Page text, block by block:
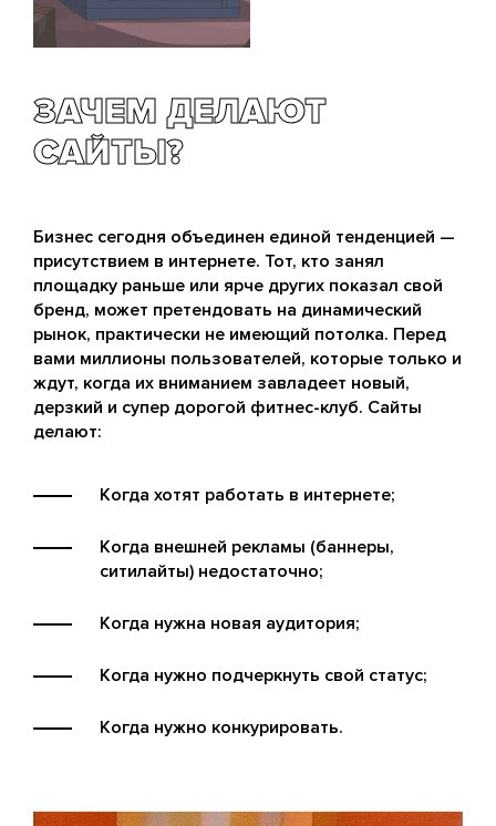
ЗАЧЕМ ДЕЛАЮТ
САЙТЫ?
Бизнес сегодня объединен единой тенденцией —
присутствием в интернете. Тот, кто занял
площадку раньше или ярче других показал свой
бренд, может претендовать на динамический
рынок, практически не имеющий потолка. Перед
вами миллионы пользователей, которые только и
ждут, когда их вниманием завладеет новый,
дерзкий и супер дорогой фитнес-клуб. Сайты
делают:
Когда хотят работать в интернете;
Когда внешней рекламы (баннеры,
ситилайты) недостаточно;
Когда нужна новая аудитория;
Когда нужно подчеркнуть свой статус;
Когда нужно конкурировать.